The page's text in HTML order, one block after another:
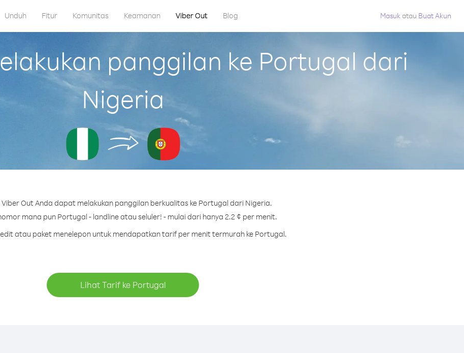
Unduh Fitur Komunitas Keamanan Viber Out Blog Masuk atau Buat Akun
panggilan ke Portugal dari
Nigeria
Viber Out Anda dapat melakukan panggilan berkualitas ke Portugal dari Nigeria.
mana pun Portugal - landline atau seluler! - mulai dari hanya 2.2 ¢ per menit.
atau paket menelepon untuk mendapatkan tarif per menit termurah ke Portugal.
Lihat Tarif ke Portugal